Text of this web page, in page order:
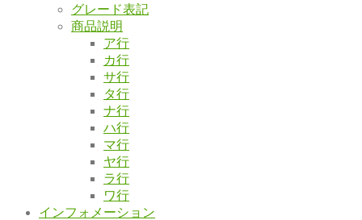
グレード表記
商品説明
ア行
カ行
サ行
タ行
ナ行
ハ行
マ行
ヤ行
ラ行
ワ行
インフォメーション